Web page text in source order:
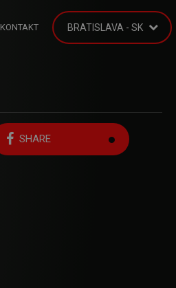
KONTAKT BRATISLAVA - SK
SHARE